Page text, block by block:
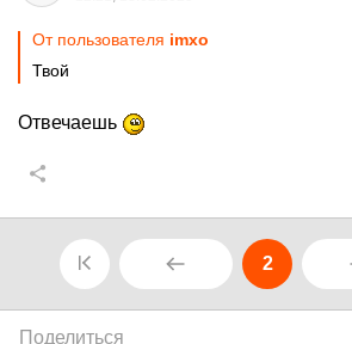
От пользователя imxo
Твой
Отвечаешь
2
Поделиться